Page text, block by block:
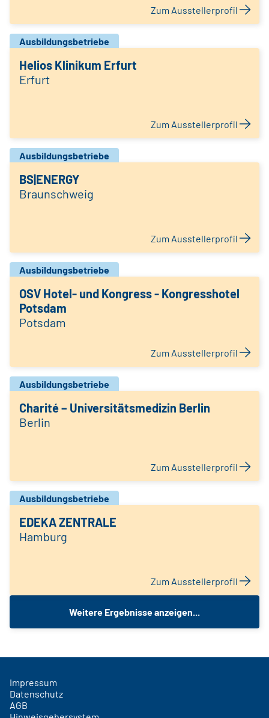
Zum Ausstellerprofil
Ausbildungsbetriebe
Helios Klinikum Erfurt
Erfurt
Zum Ausstellerprofil
Ausbildungsbetriebe
BS|ENERGY
Braunschweig
Zum Ausstellerprofil
Ausbildungsbetriebe
OSV Hotel- und Kongress - Kongresshotel
Potsdam
Potsdam
Zum Ausstellerprofil
Ausbildungsbetriebe
Charité – Universitätsmedizin Berlin
Berlin
Zum Ausstellerprofil
Ausbildungsbetriebe
EDEKA ZENTRALE
Hamburg
Zum Ausstellerprofil
Weitere Ergebnisse anzeigen...
Impressum
Datenschutz
AGB